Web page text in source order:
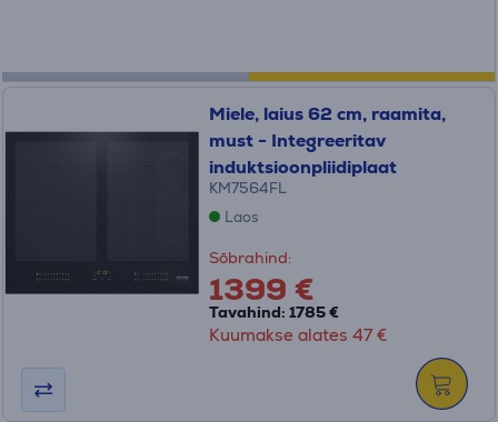
Miele, laius 62 cm, raamita,
must - Integreeritav
induktsioonpliidiplaat
KM7564FL
Laos
Sõbrahind:
1399 €
Tavahind: 1785 €
Kuumakse alates 47 €